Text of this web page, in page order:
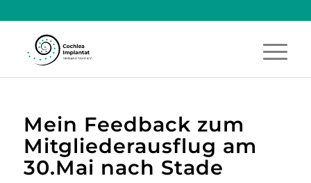
Mein Feedback zum
Mitgliederausflug am
30.Mai nach Stade